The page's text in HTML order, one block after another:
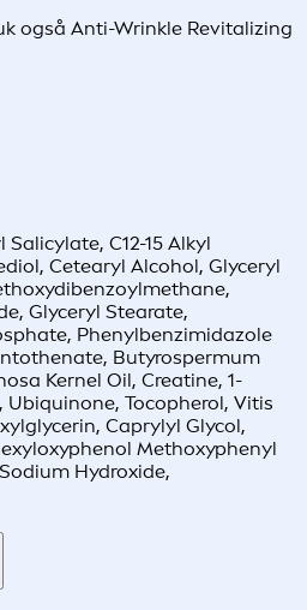
også Anti-Wrinkle Revitalizing
C12-15 Alkyl
Cetearyl Alcohol, Glyceryl
Glyceryl Stearate,
Phenylbenzimidazole
Butyrospermum
Kernel Oil, Creatine, 1-
Tocopherol, Vitis
Caprylyl Glycol,
Methoxyphenyl
Hydroxide,